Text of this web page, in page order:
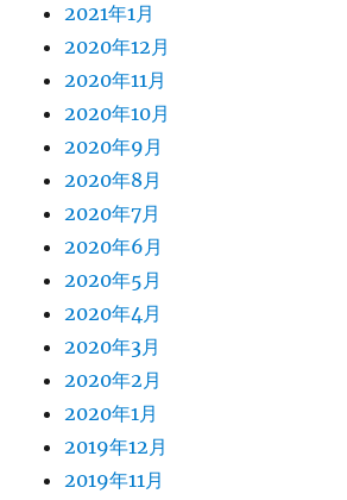
2021年1月
2020年12月
2020年11月
2020年10月
2020年9月
2020年8月
2020年7月
2020年6月
2020年5月
2020年4月
2020年3月
2020年2月
2020年1月
2019年12月
2019年11月